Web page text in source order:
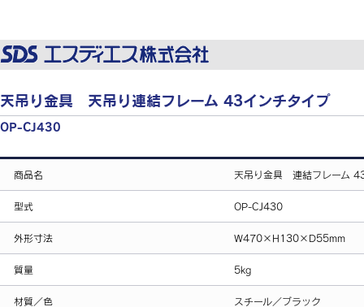
天吊り金具 天吊り連結フレーム 43インチタイプ
OP-CJ430
商品名 天吊り金具 連結フレーム
型式 OP-CJ430
外形寸法 W470×H130×D55mm
質量 5kg
材質／色 スチール／ブラック